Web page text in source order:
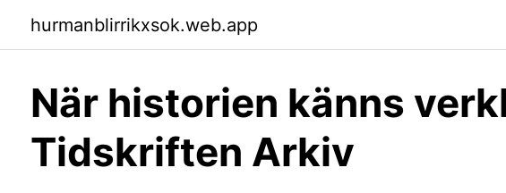
hurmanblirrikxsok.web.app
När historien känns
Tidskriften Arkiv